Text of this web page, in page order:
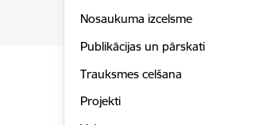
Nosaukuma izcelsme
Publikācijas un pārskati
Trauksmes celšana
Projekti